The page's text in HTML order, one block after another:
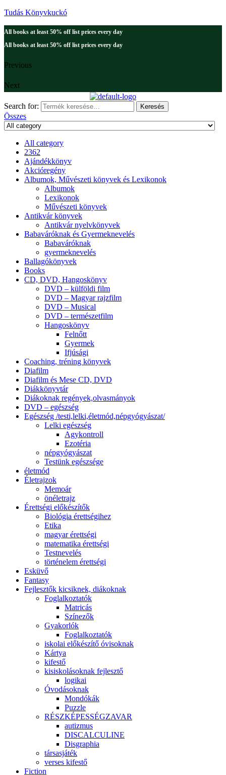
Tudás Könyvkuckó
All books at least 50% off list prices every day
All books at least 50% off list prices every day
Previous
Next
Search for: Keresés
Összes
All category
2362
Ajándékkönyv
Akcióregény
Albumok, Művészeti könyvek és Lexikonok
Albumok
Lexikonok
Művészeti könyvek
Antikvár könyvek
Antikvár nyelvkönyvek
Babaváróknak és Gyermeknevelés
Babaváróknak
gyermeknevelés
Ballagókönyvek
Books
CD, DVD, Hangoskönyv
DVD – külföldi film
DVD – Magyar rajzfilm
DVD – Musical
DVD – természetfilm
Hangoskönyv
Felnőtt
Gyermek
Ifjúsági
Coaching, tréning könyvek
Diafilm
Diafilm és Mese CD, DVD
Diákkönyvtár
Diákoknak regények,olvasmányok
DVD – egészség
Egészség /testi,lelki,életmód,népgyógyászat/
Lelki egészség
Agykontroll
Ezotéria
népgyógyászat
Testünk egészsége
életmód
Életrajzok
Memoár
önéletrajz
Érettségi előkészítők
Biológia érettségihez
Etika
magyar érettségi
matematika érettségi
Testnevelés
történelem érettségi
Esküvő
Fantasy
Fejlesztők kicsiknek, diákoknak
Foglalkoztatók
Matricás
Színezők
Gyakorlók
Foglalkoztatók
iskolai előkészítő óvisoknak
Kártya
kifestő
kisiskolásoknak fejlesztő
logikai
Óvodásoknak
Mondókák
Puzzle
RÉSZKÉPESSÉGZAVAR
autizmus
DISCALCULINE
Disgraphia
társasjáték
verses kifestő
Fiction